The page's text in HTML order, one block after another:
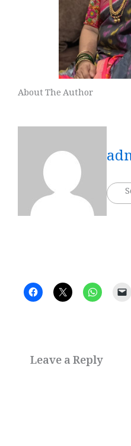
About The Author
Leave a Reply